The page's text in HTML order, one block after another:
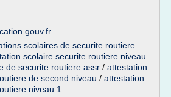
scolaires de securite routiere
scolaire securite routiere niveau
de securite routiere assr / attestation
de second niveau / attestation
niveau 1